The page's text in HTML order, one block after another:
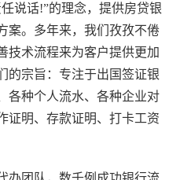
说话!”的理念，提供房贷银
案。多年来，我们孜孜不倦
技术流程来为客户提供更加
的宗旨：专注于出国签证银
各种个人流水、各种企业对
证明、存款证明、打卡工资